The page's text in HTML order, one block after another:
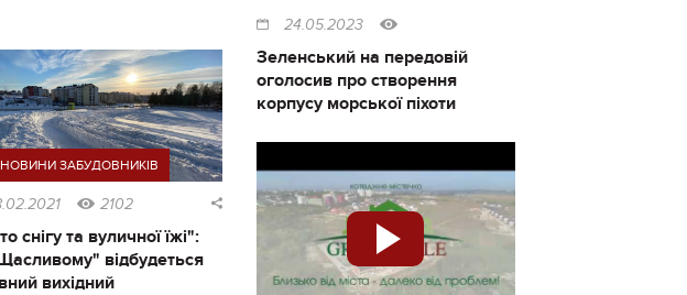
НОВИНИ ЗАБУДОВНИКІВ
2102
снігу та вуличної їжі":
відбудеться
вихідний
24.05.2023
Зеленський на передовій
оголосив про створення
корпусу морської піхоти